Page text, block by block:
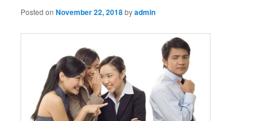
Posted onNovember 22, 2018byadmin